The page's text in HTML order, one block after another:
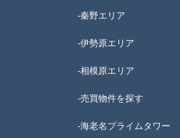
-秦野エリア
-伊勢原エリア
-相模原エリア
-売買物件を探す
-海老名プライムタワー